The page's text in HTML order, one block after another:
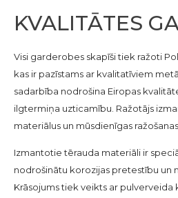
KVALITĀTES
Visi garderobes skapīši tiek ražoti
kas ir pazīstams ar kvalitatīviem
sadarbība nodrošina Eiropas
ilgtermiņa uzticamību. Ražotājs
materiālus un mūsdienīgas
Izmantotie tērauda materiāli ir
nodrošinātu korozijas pretestību un
Krāsojums tiek veikts ar pulverveida